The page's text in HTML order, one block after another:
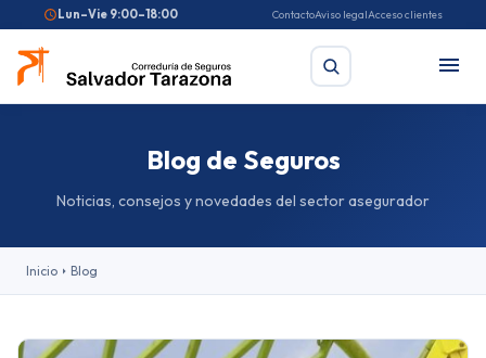
Lun–Vie 9:00–18:00 ContactoAviso legalAcceso clientes
Búsquedas frecuentes: Seguro de coche
Seguro de hogar
Seguro de salud
Blog de Seguros
Noticias, consejos y novedades del sector asegurador
Inicio Blog